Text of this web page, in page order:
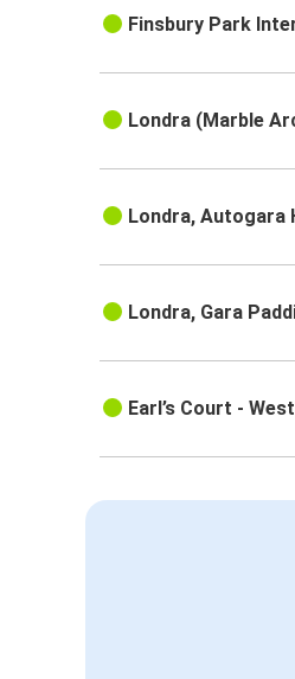
Finsbury Park
Londra (Marble
Londra, Autogara
Londra, Gara
Earl’s Court -